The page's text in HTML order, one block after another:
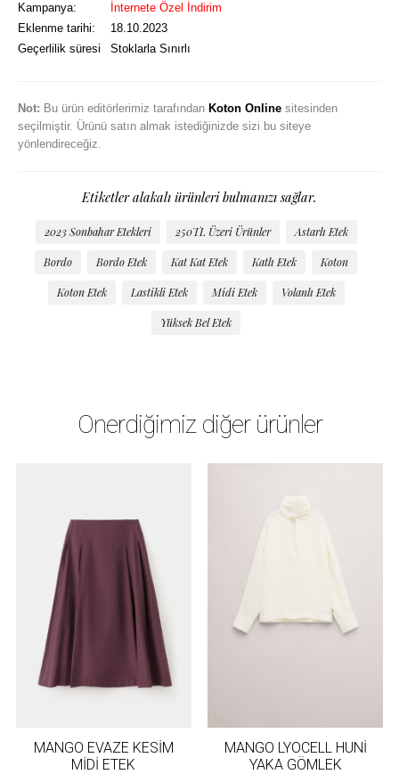
Kampanya:
İnternete Özel İndirim
Eklenme tarihi:
18.10.2023
Geçerlilik süresi
Stoklarla Sınırlı
Not: Bu ürün editörlerimiz tarafından Koton Onlinesitesinden
seçilmiştir. Ürünü satın almak istediğinizde sizi bu siteye
yönlendireceğiz.
Etiketler alakalı ürünleri bulmanızı sağlar.
2023 Sonbahar Etekleri 250TL Üzeri Ürünler Astarlı Etek
Bordo Bordo Etek Kat Kat Etek Katlı Etek Koton
Koton Etek Lastikli Etek Midi Etek Volanlı Etek
Yüksek Bel Etek
Önerdiğimiz diğer ürünler
MANGO EVAZE KESİM
MİDİ ETEK
MANGO LYOCELL HUNİ
YAKA GÖMLEK